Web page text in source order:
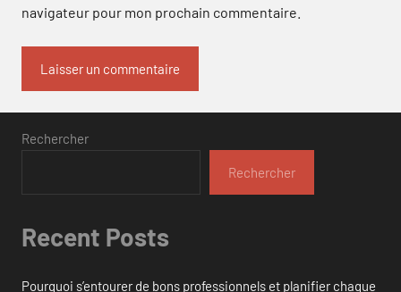
navigateur pour mon prochain commentaire.
Rechercher
Rechercher
Recent Posts
Pourquoi s’entourer de bons professionnels et planifier chaque